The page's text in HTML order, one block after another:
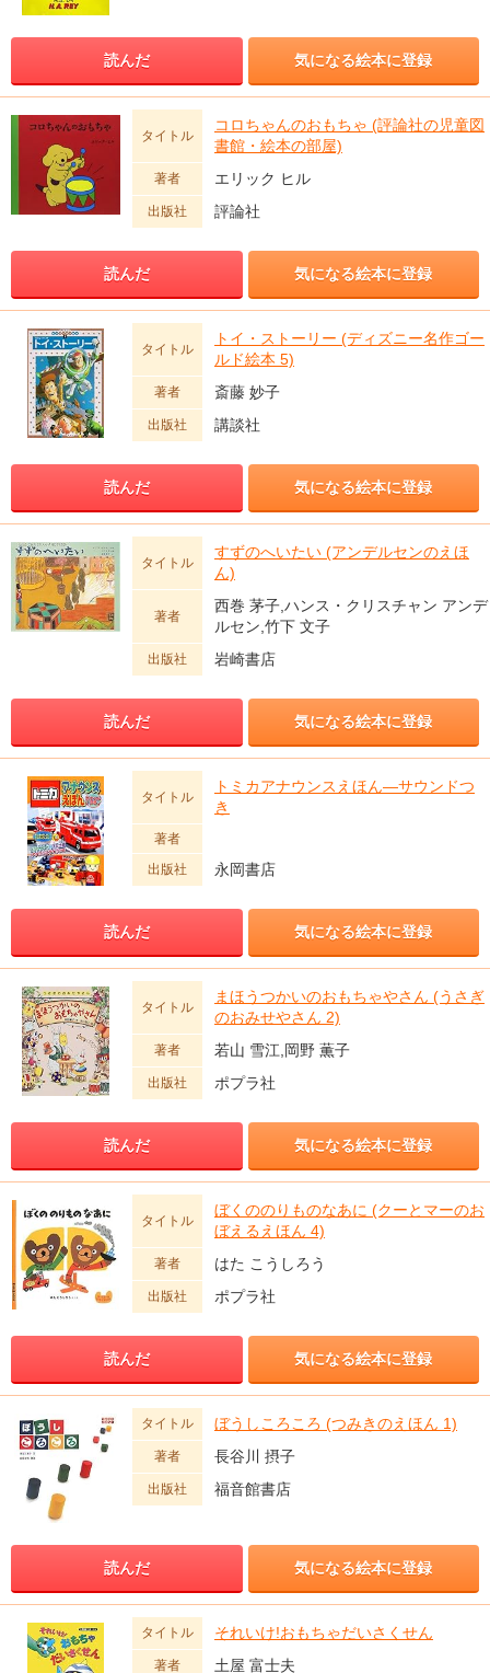
読んだ 気になる絵本に登録
タイトル
コロちゃんのおもちゃ (評論社の児童図
書館・絵本の部屋)
著者 エリック ヒル
出版社 評論社
読んだ 気になる絵本に登録
タイトル
トイ・ストーリー (ディズニー名作ゴー
ルド絵本 5)
著者 斎藤 妙子
出版社 講談社
読んだ 気になる絵本に登録
タイトル
すずのへいたい (アンデルセンのえほ
ん)
著者
西巻 茅子,ハンス・クリスチャン アンデ
ルセン,竹下 文子
出版社 岩崎書店
読んだ 気になる絵本に登録
タイトル
トミカアナウンスえほん―サウンドつ
き
著者
出版社
永岡書店
読んだ 気になる絵本に登録
タイトル
まほうつかいのおもちゃやさん (うさぎ
のおみせやさん 2)
著者 若山 雪江,岡野 薫子
出版社 ポプラ社
読んだ 気になる絵本に登録
タイトル
ぼくののりものなあに (クーとマーのお
ぼえるえほん 4)
著者 はた こうしろう
出版社 ポプラ社
読んだ 気になる絵本に登録
タイトル ぼうしころころ (つみきのえほん 1)
著者 長谷川 摂子
出版社 福音館書店
読んだ 気になる絵本に登録
タイトル それいけ!おもちゃだいさくせん
著者 土屋 富士夫